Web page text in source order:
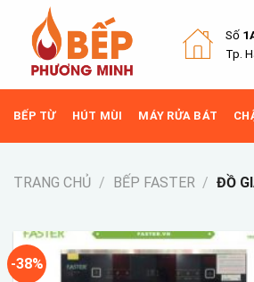
content
Số
Tp.
BẾP TỪ HÚT MÙI MÁY RỬA BÁT
TRANG CHỦ / BẾP FASTER / ĐỒ
-38%